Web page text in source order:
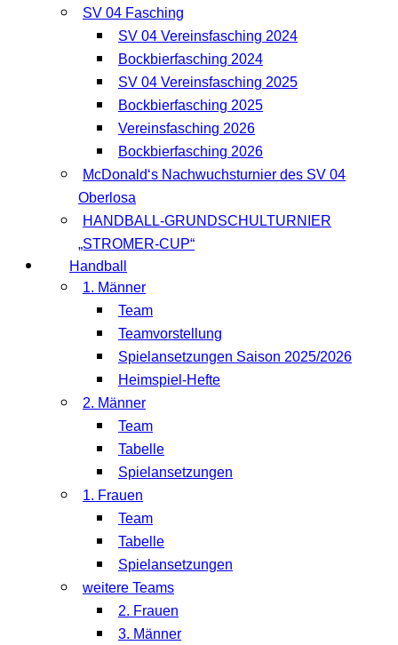
SV 04 Fasching
SV 04 Vereinsfasching 2024
Bockbierfasching 2024
SV 04 Vereinsfasching 2025
Bockbierfasching 2025
Vereinsfasching 2026
Bockbierfasching 2026
McDonald‘s Nachwuchsturnier des SV 04
Oberlosa
HANDBALL-GRUNDSCHULTURNIER
„STROMER-CUP“
Handball
1. Männer
Team
Teamvorstellung
Spielansetzungen Saison 2025/2026
Heimspiel-Hefte
2. Männer
Team
Tabelle
Spielansetzungen
1. Frauen
Team
Tabelle
Spielansetzungen
weitere Teams
2. Frauen
3. Männer